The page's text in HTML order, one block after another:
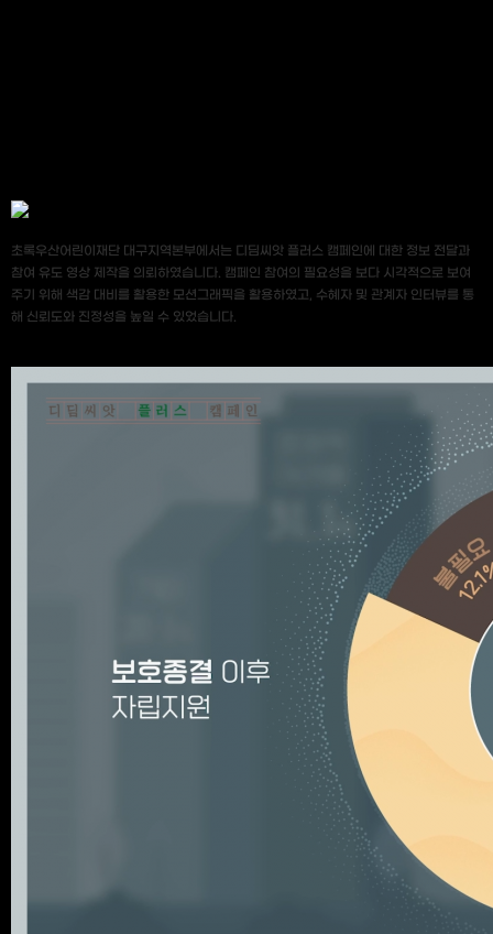
초록우산어린이재단 대구지역본부에서는 디딤씨앗 플러스 캠페인에 대한 정보 전달과
참여 유도 영상 제작을 의뢰하였습니다. 캠페인 참여의 필요성을 보다 시각적으로 보여
주기 위해 색감 대비를 활용한 모션그래픽을 활용하였고, 수혜자 및 관계자 인터뷰를 통
해 신뢰도와 진정성을 높일 수 있었습니다.